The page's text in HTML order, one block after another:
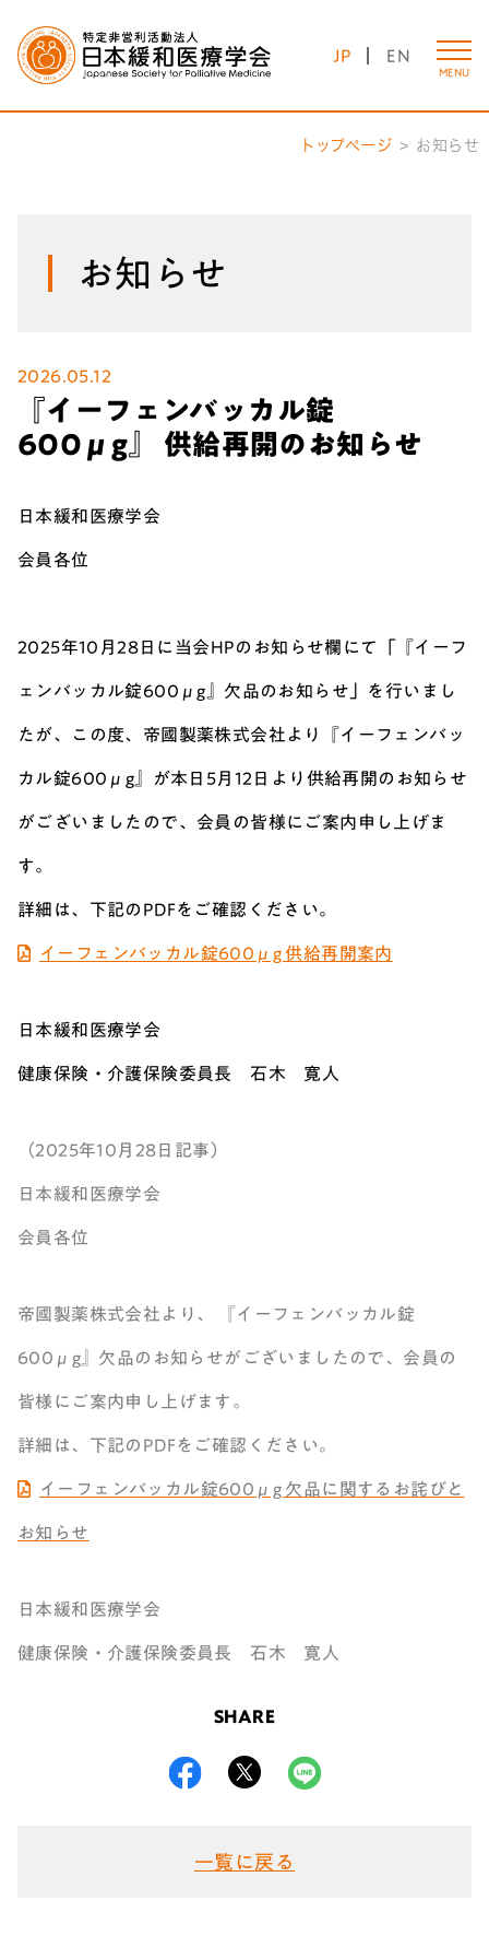
JP EN
MENU
トップページ お知らせ
お知らせ
2026.05.12
『イーフェンバッカル錠
600μg』 供給再開のお知らせ
日本緩和医療学会
会員各位
2025年10月28日に当会HPのお知らせ欄にて「『イーフ
ェンバッカル錠600μg』欠品のお知らせ」を行いまし
たが、この度、帝國製薬株式会社より『イーフェンバッ
カル錠600μg』が本日5月12日より供給再開のお知らせ
がございましたので、会員の皆様にご案内申し上げま
す。
詳細は、下記のPDFをご確認ください。
イーフェンバッカル錠600μg 供給再開案内
日本緩和医療学会
健康保険・介護保険委員長 石木 寛人
（2025年10月28日記事）
日本緩和医療学会
会員各位
帝國製薬株式会社より、 『イーフェンバッカル錠
600μg』欠品のお知らせがございましたので、会員の
皆様にご案内申し上げます。
詳細は、下記のPDFをご確認ください。
イーフェンバッカル錠600μg 欠品に関するお詫びと
お知らせ
日本緩和医療学会
健康保険・介護保険委員長 石木 寛人
SHARE
一覧に戻る